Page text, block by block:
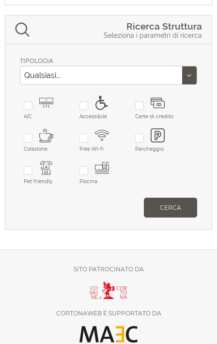
Ricerca Struttura
Seleziona i parametri di ricerca
TIPOLOGIA
A/C Accessibile Carte di credito
Colazione Free Wi-fi Parcheggio
Pet friendly Piscina
CERCA
SITO PATROCINATO DA
CORTONAWEB È SUPPORTATO DA